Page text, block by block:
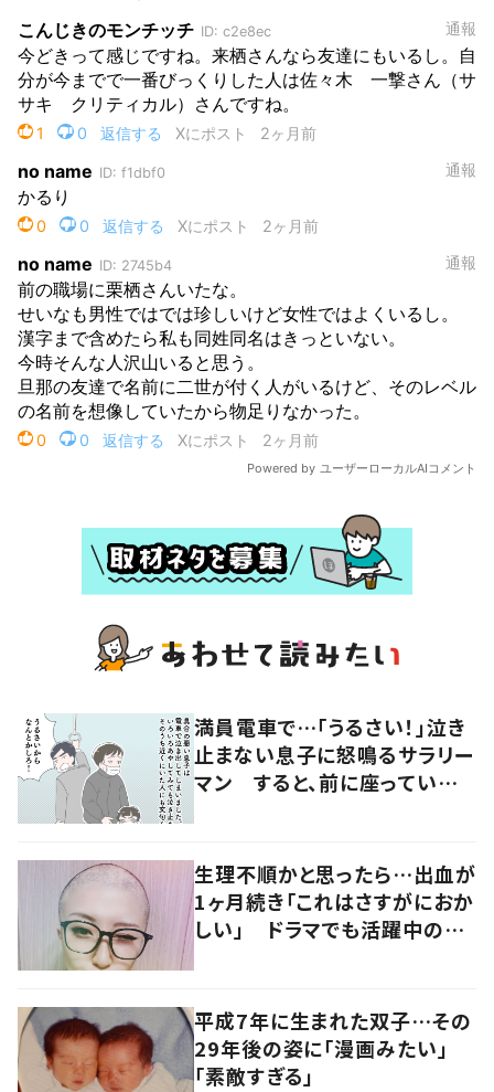
満員電車で…「うるさい！」泣き
止まない息子に怒鳴るサラリー
マン すると、前に座っていた
生理不順かと思ったら…出血が
1ヶ月続き「これはさすがにおか
しい」 ドラマでも活躍中の女
平成7年に生まれた双子…その
29年後の姿に「漫画みたい」
「素敵すぎる」